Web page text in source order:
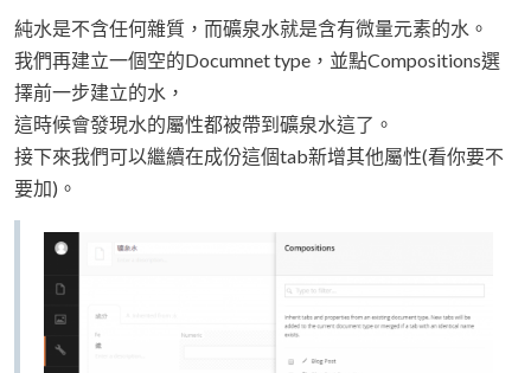
純水是不含任何雜質，而礦泉水就是含有微量元素的水。
我們再建立一個空的Documnet type，並點Compositions選
擇前一步建立的水，
這時候會發現水的屬性都被帶到礦泉水這了。
接下來我們可以繼續在成份這個tab新增其他屬性(看你要不
要加)。